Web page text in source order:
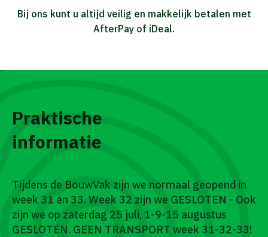
Bij ons kunt u altijd veilig en makkelijk betalen met
AfterPay of iDeal.
Praktische
informatie
Tijdens de BouwVak zijn we normaal geopend in
week 31 en 33. Week 32 zijn we GESLOTEN - Ook
zijn we op zaterdag 25 juli, 1-9-15 augustus
GESLOTEN. GEEN TRANSPORT week 31-32-33!